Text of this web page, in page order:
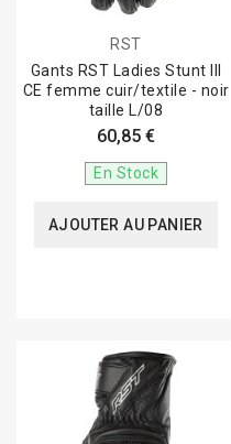
RST
Gants RST Ladies Stunt III
CE femme cuir/textile - noir
taille L/08
60,85 €
En Stock
AJOUTER AU PANIER